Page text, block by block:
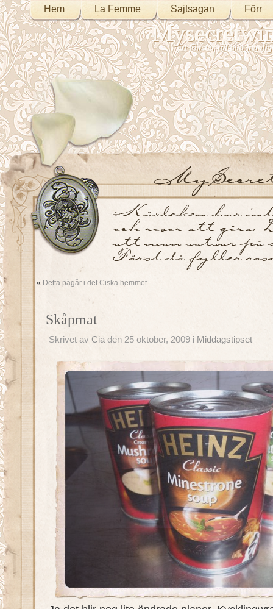
Hem La Femme Sajtsagan Förr
Ett fönster till min
« Detta pågår i det Ciska hemmet
Skåpmat
Skrivet av Cia den 25 oktober, 2009 i Middagstipset